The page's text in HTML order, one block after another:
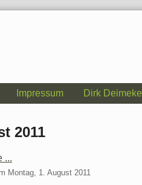
Impressum Dirk Deimeke
2011
...
Montag, 1. August 2011